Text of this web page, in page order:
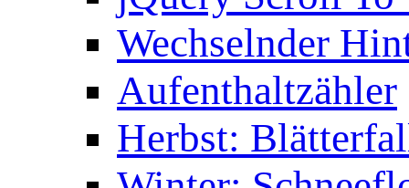
Wechselnder
Aufenthaltzähler
Herbst: